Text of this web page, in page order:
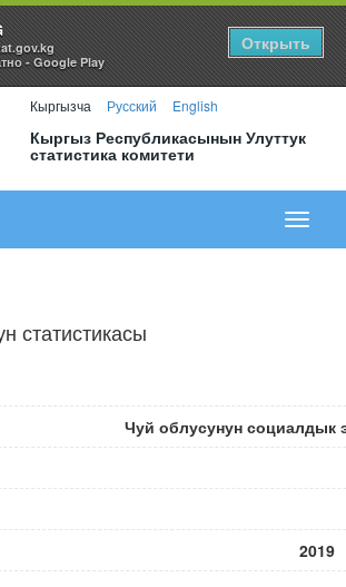
- Google Play
Открыть
Кыргызча Русский English
Кыргыз Республикасынын Улуттук
статистика комитети
меню
статистикасы
Чуй облусунун социалдык
2019